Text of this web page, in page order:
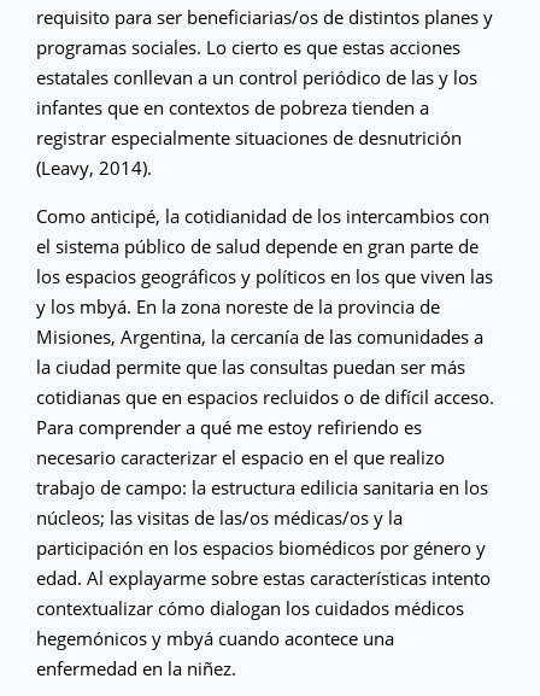
requisito para ser beneficiarias/os de distintos planes y
programas sociales. Lo cierto es que estas acciones
estatales conllevan a un control periódico de las y los
infantes que en contextos de pobreza tienden a
registrar especialmente situaciones de desnutrición
(Leavy, 2014).
Como anticipé, la cotidianidad de los intercambios con
el sistema público de salud depende en gran parte de
los espacios geográficos y políticos en los que viven las
y los mbyá. En la zona noreste de la provincia de
Misiones, Argentina, la cercanía de las comunidades a
la ciudad permite que las consultas puedan ser más
cotidianas que en espacios recluidos o de difícil acceso.
Para comprender a qué me estoy refiriendo es
necesario caracterizar el espacio en el que realizo
trabajo de campo: la estructura edilicia sanitaria en los
núcleos; las visitas de las/os médicas/os y la
participación en los espacios biomédicos por género y
edad. Al explayarme sobre estas características intento
contextualizar cómo dialogan los cuidados médicos
hegemónicos y mbyá cuando acontece una
enfermedad en la niñez.